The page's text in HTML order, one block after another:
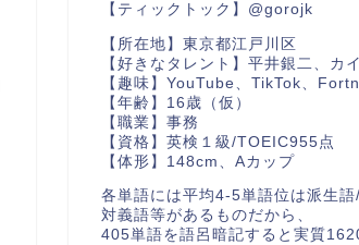
【ティックトック】@gorojk
【所在地】東京都江戸川区
【好きなタレント】平井銀二、カ
【趣味】YouTube、TikTok、
【年齢】16歳（仮）
【職業】事務
【資格】英検１級/TOEIC955点
【体形】148cm、Aカップ
各単語には平均4-5単語位は派生
対義語等があるものだから、
405単語を語呂暗記すると実質